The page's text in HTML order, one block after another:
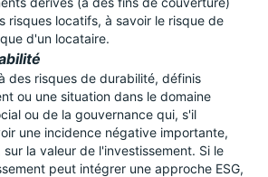
risques locatifs, à savoir le risque de
d'un locataire.
des risques de durabilité, définis
ou une situation dans le domaine
ou de la gouvernance qui, s'il
une incidence négative importante,
la valeur de l'investissement. Si le
peut intégrer une approche ESG,